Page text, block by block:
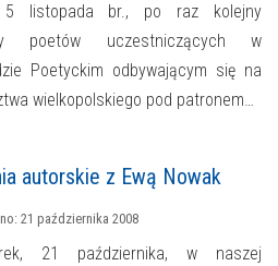
listopada br., po raz kolejny
poetów uczestniczących w
Poetyckim odbywającym się na
wielkopolskiego pod patronem…
autorskie z Ewą Nowak
21 października 2008
21 października, w naszej